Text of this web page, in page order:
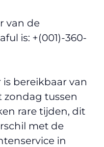
van de
is: +(001)-360-
bereikbaar van
tussen
rare tijden, dit
met de
in